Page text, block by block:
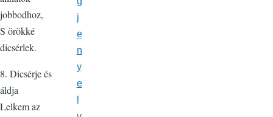
jobbodhoz,
S örökké
dicsérlek.
8. Dicsérje és
áldja
Lelkem az
j
e
n
y
e